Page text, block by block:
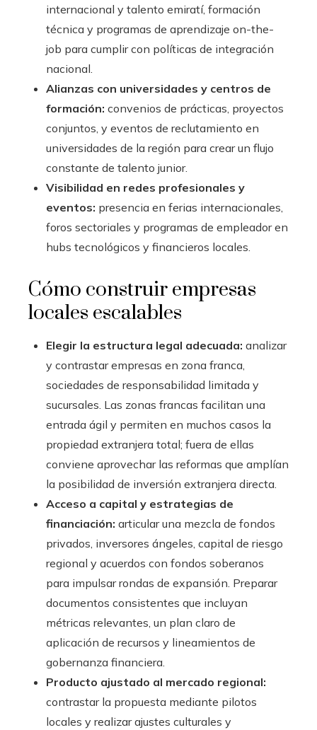
internacional y talento emiratí, formación
técnica y programas de aprendizaje on-the-
job para cumplir con políticas de integración
nacional.
Alianzas con universidades y centros de
formación: convenios de prácticas, proyectos
conjuntos, y eventos de reclutamiento en
universidades de la región para crear un flujo
constante de talento junior.
Visibilidad en redes profesionales y
eventos: presencia en ferias internacionales,
foros sectoriales y programas de empleador en
hubs tecnológicos y financieros locales.
Cómo construir empresas
locales escalables
Elegir la estructura legal adecuada: analizar
y contrastar empresas en zona franca,
sociedades de responsabilidad limitada y
sucursales. Las zonas francas facilitan una
entrada ágil y permiten en muchos casos la
propiedad extranjera total; fuera de ellas
conviene aprovechar las reformas que amplían
la posibilidad de inversión extranjera directa.
Acceso a capital y estrategias de
financiación: articular una mezcla de fondos
privados, inversores ángeles, capital de riesgo
regional y acuerdos con fondos soberanos
para impulsar rondas de expansión. Preparar
documentos consistentes que incluyan
métricas relevantes, un plan claro de
aplicación de recursos y lineamientos de
gobernanza financiera.
Producto ajustado al mercado regional:
contrastar la propuesta mediante pilotos
locales y realizar ajustes culturales y